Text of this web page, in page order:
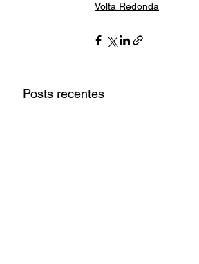
Volta Redonda
Posts recentes